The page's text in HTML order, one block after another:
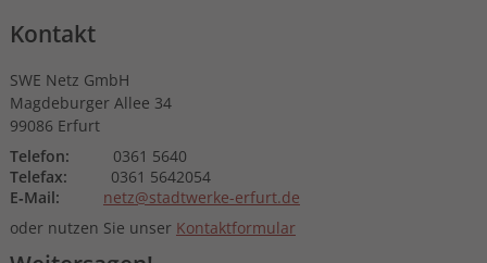
Kontakt
SWE Netz GmbH
Magdeburger Allee 34
99086 Erfurt
Telefon:
0361 5640
Telefax:
0361 5642054
E‑Mail:
netz@stadtwerke-erfurt.de
oder nutzen Sie unser Kontaktformular